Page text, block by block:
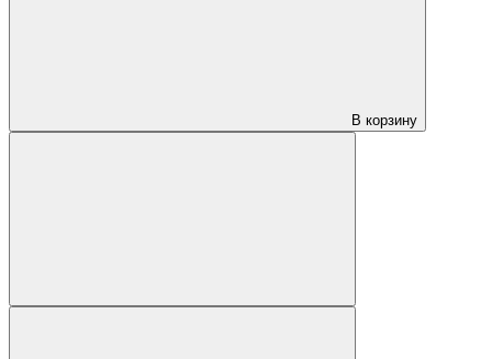
В корзину